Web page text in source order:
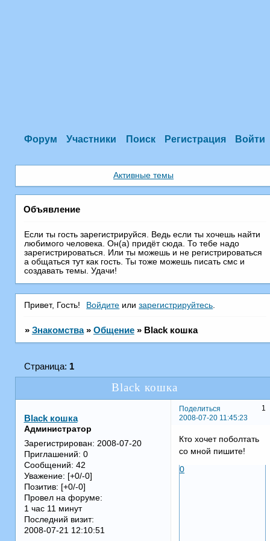
Форум Участники Поиск Регистрация Войти
Активные темы
Объявление
Если ты гость зарегистрируйся. Ведь если ты хочешь найти
любимого человека. Он(а) придёт сюда. То тебе надо
зарегистрироваться. Или ты можешь и не регистрироваться
а общаться тут как гость. Ты тоже можешь писать смс и
создавать темы. Удачи!
Привет, Гость! Войдите илизарегистрируйтесь
» Знакомства » Общение » Black кошка
Black кошка
Страница: 1
Поделиться
1
2008-07-20 11:45:23
Black кошка
Администратор
Зарегистрирован: 2008-07-20
Приглашений: 0
Сообщений: 42
Уважение: [+0/-0]
Позитив: [+0/-0]
Провел на форуме:
1 час 11 минут
Последний визит:
2008-07-21 12:10:51
Кто хочет поболтать
со мной пишите!
0